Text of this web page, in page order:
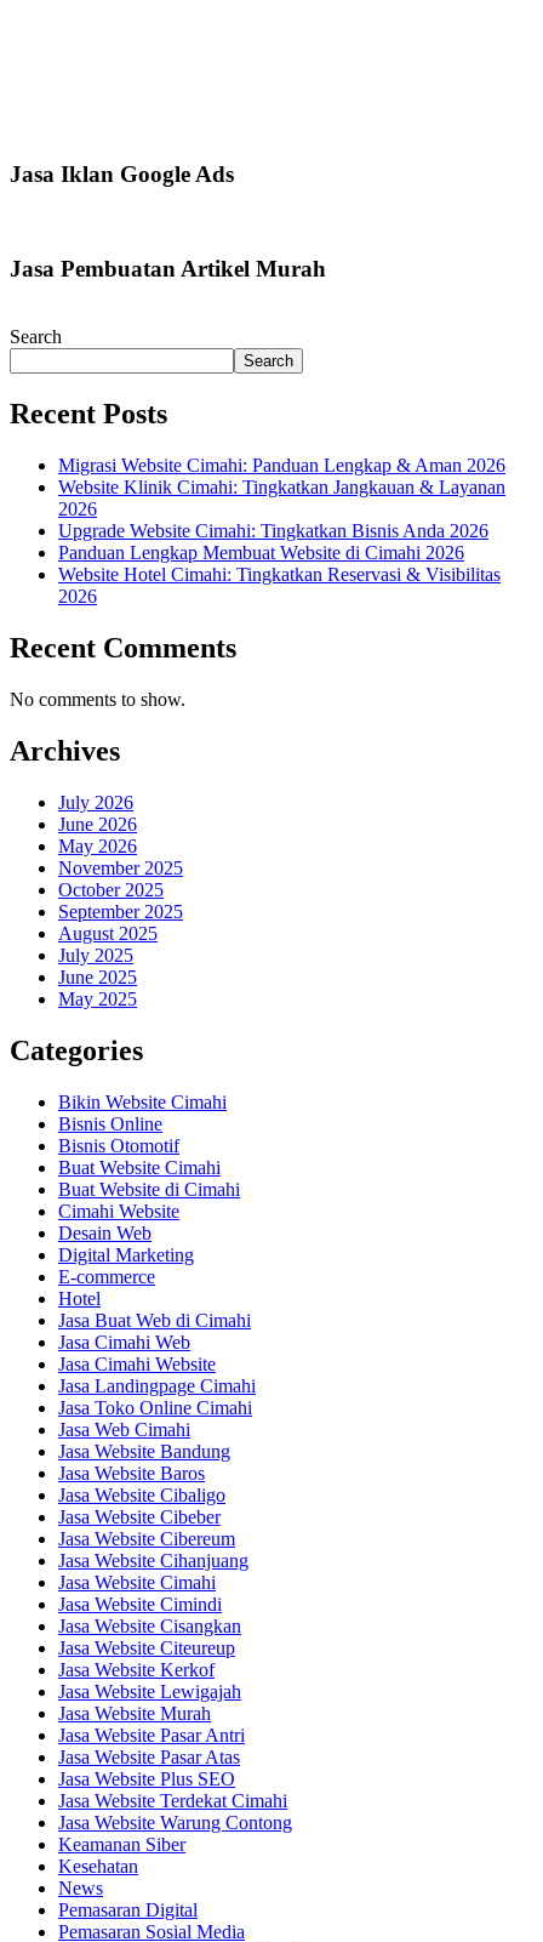
Jasa Iklan Google Ads
Jasa Pembuatan Artikel Murah
Search
Search
Recent Posts
Migrasi Website Cimahi: Panduan Lengkap & Aman 2026
Website Klinik Cimahi: Tingkatkan Jangkauan & Layanan
2026
Upgrade Website Cimahi: Tingkatkan Bisnis Anda 2026
Panduan Lengkap Membuat Website di Cimahi 2026
Website Hotel Cimahi: Tingkatkan Reservasi & Visibilitas
2026
Recent Comments
No comments to show.
Archives
July 2026
June 2026
May 2026
November 2025
October 2025
September 2025
August 2025
July 2025
June 2025
May 2025
Categories
Bikin Website Cimahi
Bisnis Online
Bisnis Otomotif
Buat Website Cimahi
Buat Website di Cimahi
Cimahi Website
Desain Web
Digital Marketing
E-commerce
Hotel
Jasa Buat Web di Cimahi
Jasa Cimahi Web
Jasa Cimahi Website
Jasa Landingpage Cimahi
Jasa Toko Online Cimahi
Jasa Web Cimahi
Jasa Website Bandung
Jasa Website Baros
Jasa Website Cibaligo
Jasa Website Cibeber
Jasa Website Cibereum
Jasa Website Cihanjuang
Jasa Website Cimahi
Jasa Website Cimindi
Jasa Website Cisangkan
Jasa Website Citeureup
Jasa Website Kerkof
Jasa Website Lewigajah
Jasa Website Murah
Jasa Website Pasar Antri
Jasa Website Pasar Atas
Jasa Website Plus SEO
Jasa Website Terdekat Cimahi
Jasa Website Warung Contong
Keamanan Siber
Kesehatan
News
Pemasaran Digital
Pemasaran Sosial Media